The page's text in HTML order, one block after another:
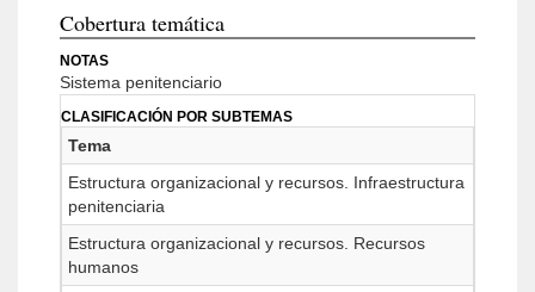
Cobertura temática
NOTAS
Sistema penitenciario
CLASIFICACIÓN POR SUBTEMAS
Tema
Estructura organizacional y recursos. Infraestructura
penitenciaria
Estructura organizacional y recursos. Recursos
humanos